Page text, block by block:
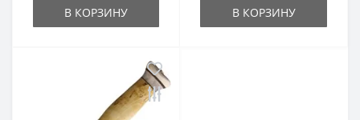
В КОРЗИНУ В КОРЗИНУ